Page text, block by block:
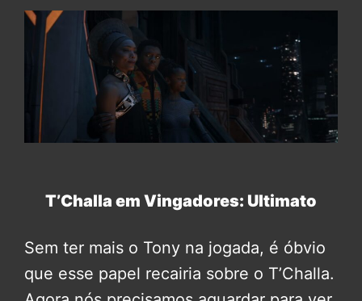
T’Challa em Vingadores: Ultimato
Sem ter mais o Tony na jogada, é óbvio
que esse papel recairia sobre o T’Challa.